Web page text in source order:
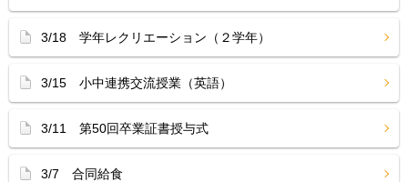
3/18 学年レクリエーション（２学年）
3/15 小中連携交流授業（英語）
3/11 第50回卒業証書授与式
3/7 合同給食